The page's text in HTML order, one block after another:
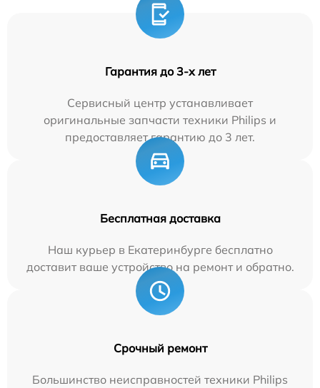
Гарантия до 3-х лет
Сервисный центр устанавливает
оригинальные запчасти техники Philips и
предоставляет гарантию до 3 лет.
Бесплатная доставка
Наш курьер в Екатеринбурге бесплатно
доставит ваше устройство на ремонт и обратно.
Срочный ремонт
Большинство неисправностей техники Philips